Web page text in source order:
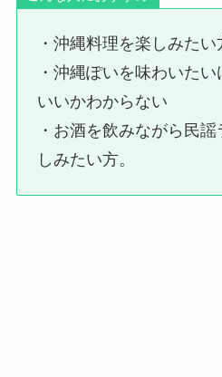
・沖縄料理を楽しみたい
・沖縄ぽいを味わいた
いいかわからない
・お酒を飲みながら民
しみたい方。